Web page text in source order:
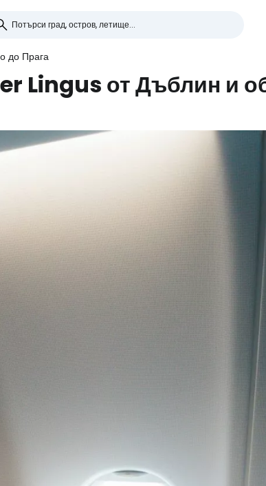
до Прага
Lingus от Дъблин и